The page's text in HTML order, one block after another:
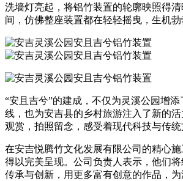
洗墙灯亮起，将铝竹装置的轮廓映照得
间，仿佛整座装置都在轻轻摇曳，生机勃
“安且吉兮”的建成，不仅为灵溪公园增
线，也为安吉县的乡村旅游注入了新的
观赏，拍照留念，感受着现代科技与传统
在安吉悦腾竹文化发展有限公司的精心
得以完美呈现。公司负责人表示，他们
传承与创新，用更多富有创意的作品，